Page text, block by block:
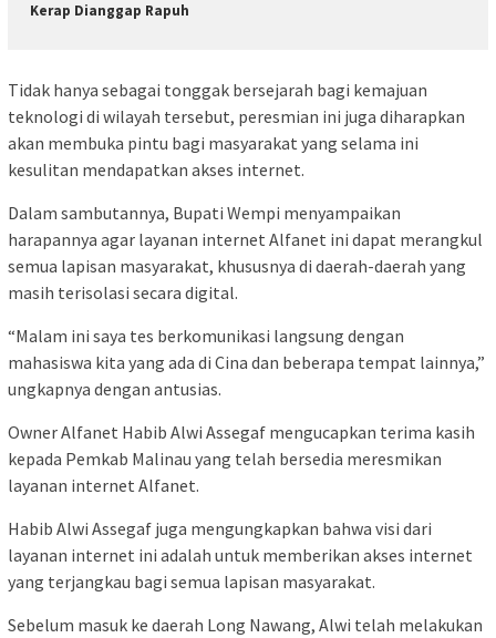
Kerap Dianggap Rapuh
Tidak hanya sebagai tonggak bersejarah bagi kemajuan
teknologi di wilayah tersebut, peresmian ini juga diharapkan
akan membuka pintu bagi masyarakat yang selama ini
kesulitan mendapatkan akses internet.
Dalam sambutannya, Bupati Wempi menyampaikan
harapannya agar layanan internet Alfanet ini dapat merangkul
semua lapisan masyarakat, khususnya di daerah-daerah yang
masih terisolasi secara digital.
“Malam ini saya tes berkomunikasi langsung dengan
mahasiswa kita yang ada di Cina dan beberapa tempat lainnya,”
ungkapnya dengan antusias.
Owner Alfanet Habib Alwi Assegaf mengucapkan terima kasih
kepada Pemkab Malinau yang telah bersedia meresmikan
layanan internet Alfanet.
Habib Alwi Assegaf juga mengungkapkan bahwa visi dari
layanan internet ini adalah untuk memberikan akses internet
yang terjangkau bagi semua lapisan masyarakat.
Sebelum masuk ke daerah Long Nawang, Alwi telah melakukan